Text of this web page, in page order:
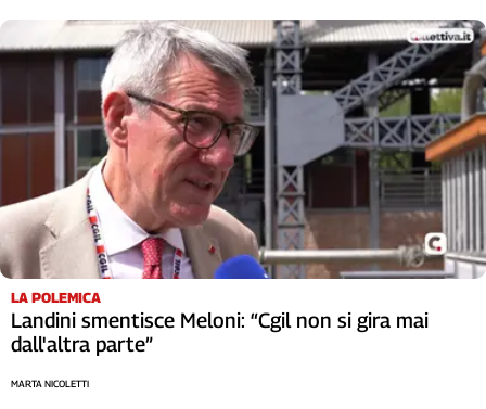
LA POLEMICA
Landini smentisce Meloni: “Cgil non si gira mai
dall'altra parte”
MARTA NICOLETTI